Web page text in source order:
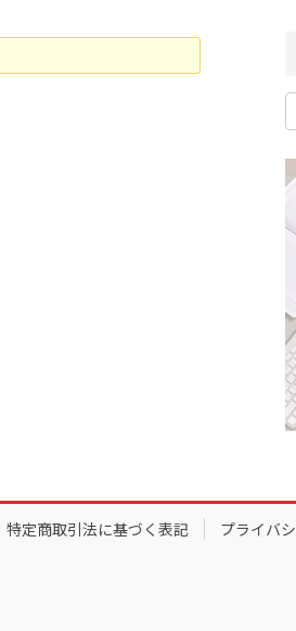
特定商取引法に基づく表記 プライバ